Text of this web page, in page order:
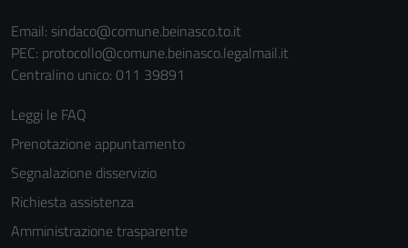
Email: sindaco@comune.beinasco.to.it
PEC: protocollo@comune.beinasco.legalmail.it
Centralino unico: 011 39891
Leggi le FAQ
Prenotazione appuntamento
Segnalazione disservizio
Richiesta assistenza
Amministrazione trasparente